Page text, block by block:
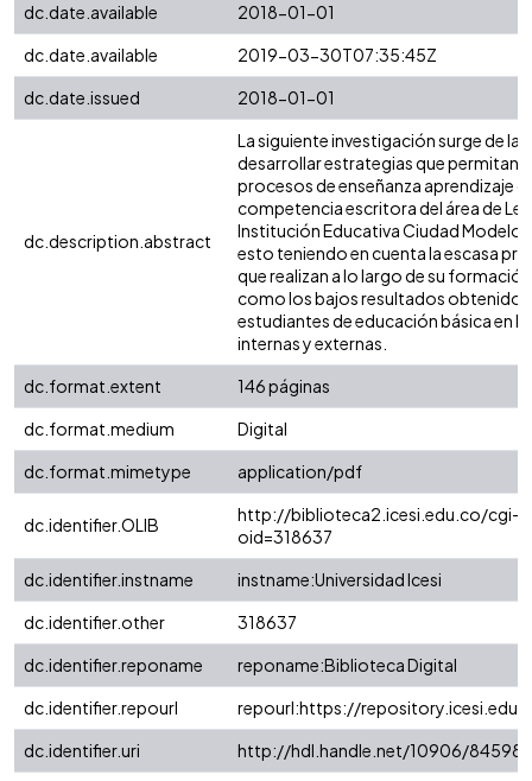
dc.date.available
2018-01-01
dc.date.available
2019-03-30T07:35:45Z
dc.date.issued
2018-01-01
dc.description.abstract
La siguiente investigación surge de la
desarrollar estrategias que permitan
procesos de enseñanza aprendizaje
competencia escritora del área de
Institución Educativa Ciudad Modelo
esto teniendo en cuenta la escasa
que realizan a lo largo de su
como los bajos resultados
estudiantes de educación básica en
internas y externas.
dc.format.extent
146 páginas
dc.format.medium
Digital
dc.format.mimetype
application/pdf
dc.identifier.OLIB
http://biblioteca2.icesi.edu.co/cgi-
oid=318637
dc.identifier.instname
instname:Universidad Icesi
dc.identifier.other
318637
dc.identifier.reponame
reponame:Biblioteca Digital
dc.identifier.repourl
repourl:https://
dc.identifier.uri
http://hdl.handle.net/10906/84598